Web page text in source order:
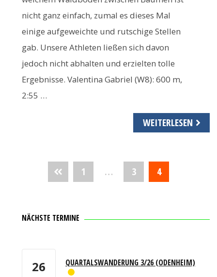
nicht ganz einfach, zumal es dieses Mal
einige aufgeweichte und rutschige Stellen
gab. Unsere Athleten ließen sich davon
jedoch nicht abhalten und erzielten tolle
Ergebnisse. Valentina Gabriel (W8): 600 m,
2:55 …
WEITERLESEN
Seitennummerierung
1 … 3 4
NÄCHSTE TERMINE
26 QUARTALSWANDERUNG 3/26 (ODENHEIM)